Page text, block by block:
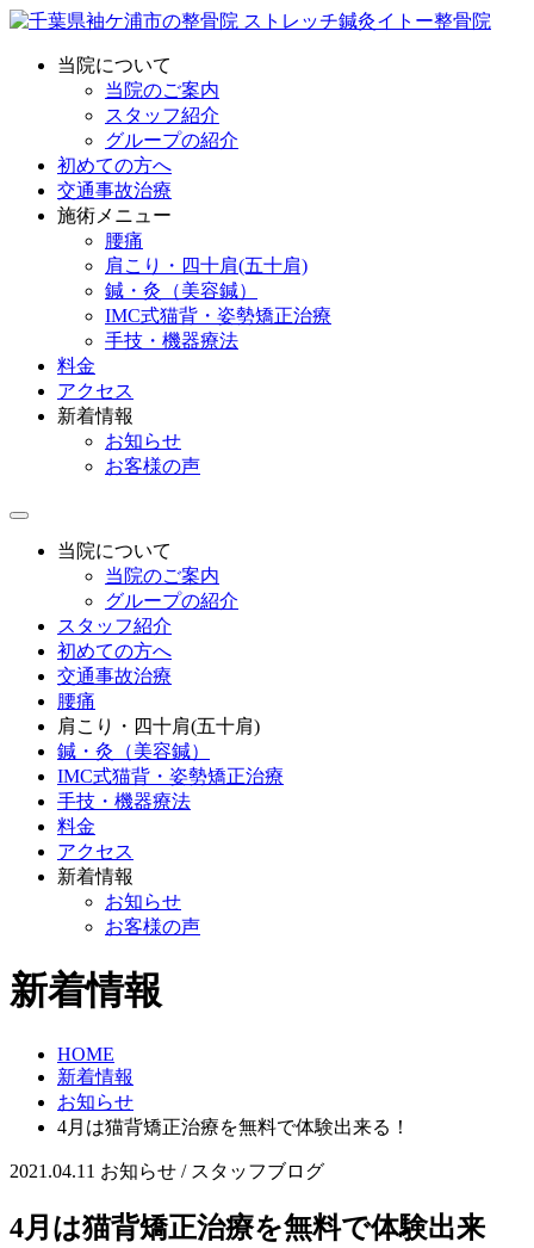
当院について
当院のご案内
スタッフ紹介
グループの紹介
初めての方へ
交通事故治療
施術メニュー
腰痛
肩こり・四十肩(五十肩)
鍼・灸（美容鍼）
IMC式猫背・姿勢矯正治療
手技・機器療法
料金
アクセス
新着情報
お知らせ
お客様の声
当院について
当院のご案内
グループの紹介
スタッフ紹介
初めての方へ
交通事故治療
腰痛
肩こり・四十肩(五十肩)
鍼・灸（美容鍼）
IMC式猫背・姿勢矯正治療
手技・機器療法
料金
アクセス
新着情報
お知らせ
お客様の声
新着情報
HOME
新着情報
お知らせ
4月は猫背矯正治療を無料で体験出来る！
2021.04.11 お知らせ / スタッフブログ
4月は猫背矯正治療を無料で体験出来